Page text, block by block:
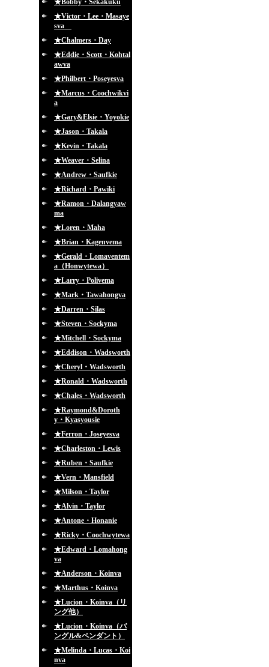
★Bobby・Sekakuku
★Victor・Lee・Masaye
sva
★Chalmers・Day
★Eddie・Scott・Kohtal
awva
★Philbert・Poseyesva
★Marcus・Coochwikvi
a
★Gary&Elsie・Yoyokie
★Jason・Takala
★Kevin・Takala
★Weaver・Selina
★Andrew・Saufkie
★Richard・Pawiki
★Ramon・Dalangyaw
ma
★Loren・Maha
★Brian・Kagenvema
★Gerald・Lomaventem
a（Honwytewa）
★Larry・Polivema
★Mark・Tawahongva
★Darren・Silas
★Steven・Sockyma
★Mitchell・Sockyma
★Eddison・Wadsworth
★Cheryl・Wadsworth
★Ronald・Wadsworth
★Chales・Wadsworth
★Raymond&Doroth
y・Kyasyousie
★Ferron・Joseyesva
★Charleston・Lewis
★Ruben・Saufkie
★Vern・Mansfield
★Milson・Taylor
★Alvin・Taylor
★Antone・Honanie
★Ricky・Coochwytewa
★Edward・Lomahong
va
★Anderson・Koinva
★Marthus・Koinva
★Lucion・Koinva（リ
ング他）
★Lucion・Koinva（バ
ングル&ペンダント）
★Melinda・Lucas・Koi
nva